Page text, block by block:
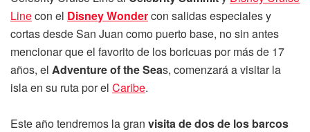
Linecon el Disney Wondercon salidas especiales y
cortas desde San Juan como puerto base, no sin antes
mencionar que el favorito de los boricuas por más de 17
años, el Adventure of the Seas, comenzará a visitar la
isla en su ruta por el Caribe.
Este año tendremos la gran visita de dos de los barcos